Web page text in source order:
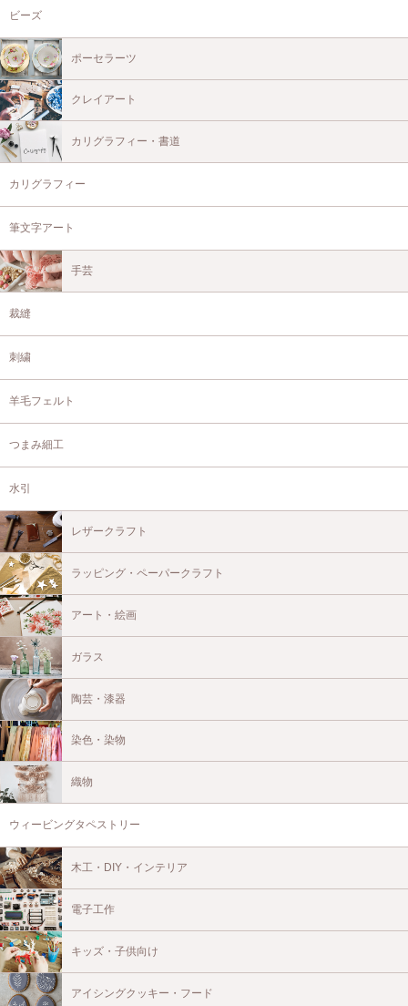
ビーズ
ポーセラーツ
クレイアート
カリグラフィー・書道
カリグラフィー
筆文字アート
手芸
裁縫
刺繍
羊毛フェルト
つまみ細工
水引
レザークラフト
ラッピング・ペーパークラフト
アート・絵画
ガラス
陶芸・漆器
染色・染物
織物
ウィービングタペストリー
木工・DIY・インテリア
電子工作
キッズ・子供向け
アイシングクッキー・フード